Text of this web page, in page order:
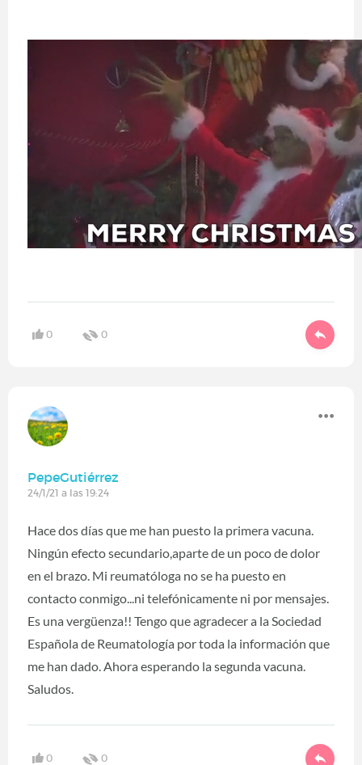
0 0
PepeGutiérrez
24/1/21 a las 19:24
Hace dos días que me han puesto la primera vacuna.
Ningún efecto secundario,aparte de un poco de dolor
en el brazo. Mi reumatóloga no se ha puesto en
contacto conmigo...ni telefónicamente ni por mensajes.
Es una vergüenza!! Tengo que agradecer a la Sociedad
Española de Reumatología por toda la información que
me han dado. Ahora esperando la segunda vacuna.
Saludos.
0 0